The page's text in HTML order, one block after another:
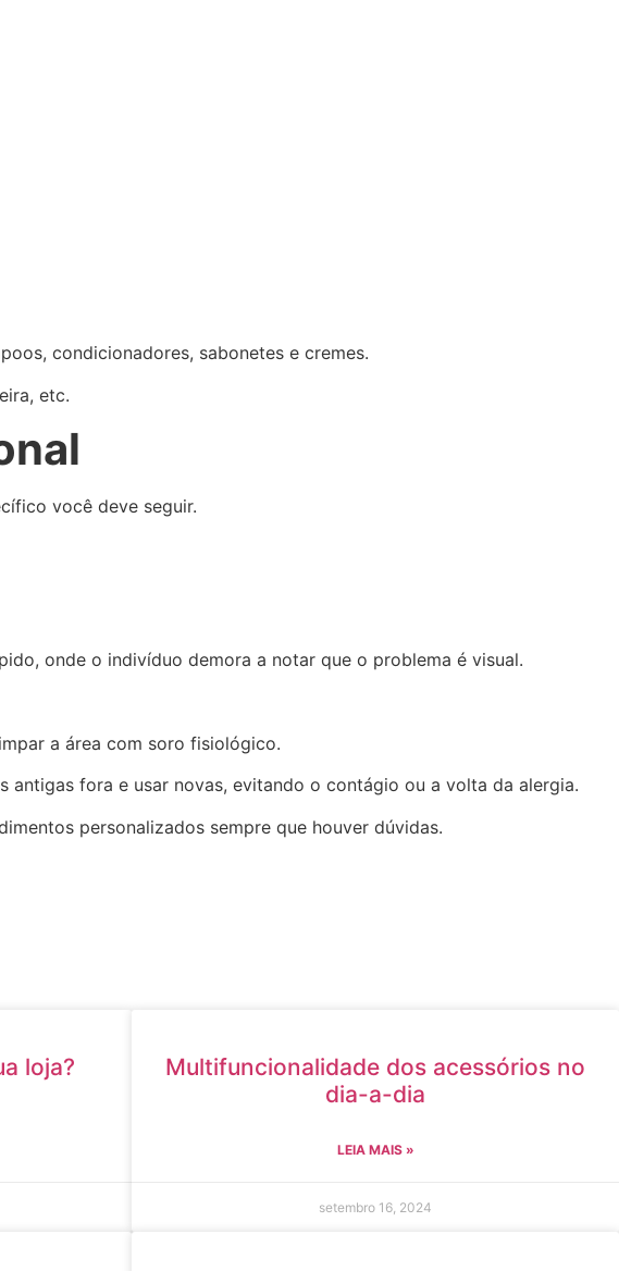
condicionadores, sabonetes e cremes.
etc.
você deve seguir.
onde o indivíduo demora a notar que o problema é visual.
a área com soro fisiológico.
fora e usar novas, evitando o contágio ou a volta da alergia.
personalizados sempre que houver dúvidas.
loja?
Multifuncionalidade dos acessórios no
dia-a-dia
LEIA MAIS »
setembro 16, 2024